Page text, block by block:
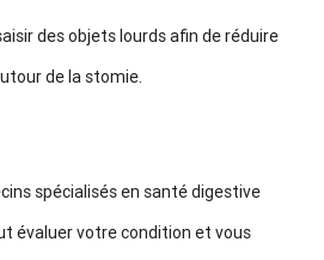
des objets lourds afin de réduire
de la stomie.
spécialisés en santé digestive
évaluer votre condition et vous